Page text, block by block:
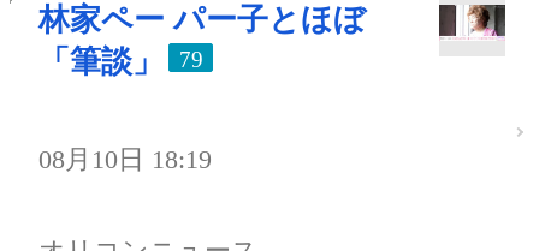
林家ペー パー子とほぼ
「筆談」
79
08月10日 18:19